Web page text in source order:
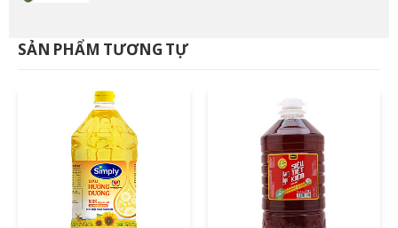
33,000 ₫.
SẢN PHẨM TƯƠNG TỰ